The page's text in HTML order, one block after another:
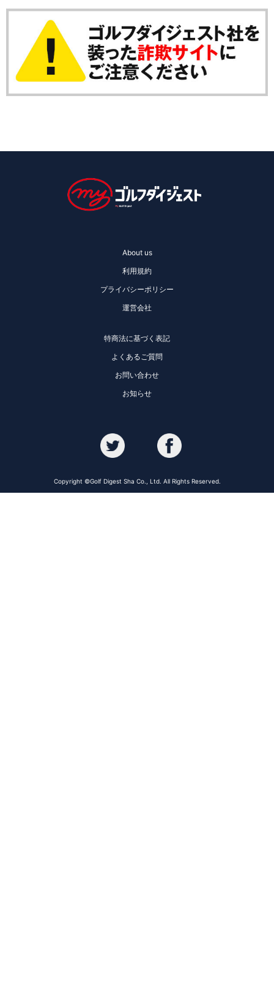
About us
利用規約
プライバシーポリシー
運営会社
特商法に基づく表記
よくあるご質問
お問い合わせ
お知らせ
Copyright ©Golf Digest Sha Co., Ltd. All Rights Reserved.